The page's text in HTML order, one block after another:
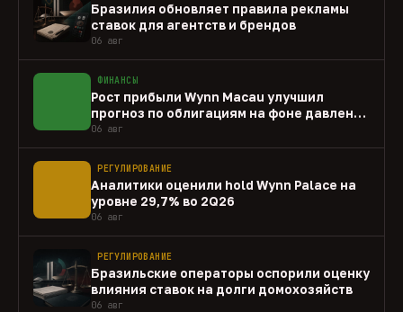
Бразилия обновляет правила рекламы
ставок для агентств и брендов
06 авг
ФИНАНСЫ
Рост прибыли Wynn Macau улучшил
прогноз по облигациям на фоне давления
capex
06 авг
РЕГУЛИРОВАНИЕ
Аналитики оценили hold Wynn Palace на
уровне 29,7% во 2Q26
06 авг
РЕГУЛИРОВАНИЕ
Бразильские операторы оспорили оценку
влияния ставок на долги домохозяйств
06 авг